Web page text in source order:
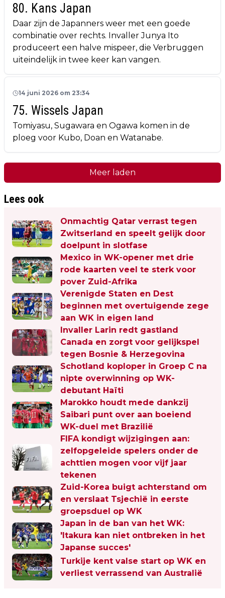
80. Kans Japan
Daar zijn de Japanners weer met een goede
combinatie over rechts. Invaller Junya Ito
produceert een halve mispeer, die Verbruggen
uiteindelijk in twee keer kan vangen.
14 juni 2026 om 23:34
75. Wissels Japan
Tomiyasu, Sugawara en Ogawa komen in de
ploeg voor Kubo, Doan en Watanabe.
Meer laden
Lees ook
Onmachtig Qatar verrast tegen
Zwitserland en speelt gelijk door
doelpunt in slotfase
Mexico in WK-opener met drie
rode kaarten veel te sterk voor
pover Zuid-Afrika
Verenigde Staten en Dest
beginnen met overtuigende zege
aan WK in eigen land
Invaller Larin redt gastland
Canada en zorgt voor gelijkspel
tegen Bosnie & Herzegovina
Schotland koploper in Groep C na
nipte overwinning op WK-
debutant Haïti
Marokko houdt mede dankzij
Saibari punt over aan boeiend
WK-duel met Brazilië
FIFA kondigt wijzigingen aan:
zelfopgeleide spelers onder de
achttien mogen voor vijf jaar
tekenen
Zuid-Korea buigt achterstand om
en verslaat Tsjechië in eerste
groepsduel op WK
Japan in de ban van het WK:
'Itakura kan niet ontbreken in het
Japanse succes'
Turkije kent valse start op WK en
verliest verrassend van Australië